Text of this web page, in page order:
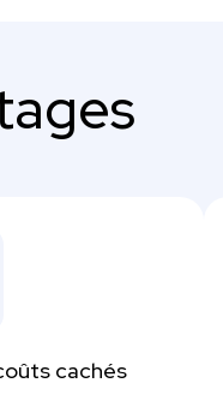
cachés